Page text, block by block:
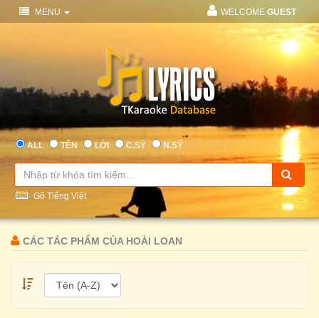
MENU WELCOME GUEST
ALL TÊN LỜI C.SỸ N.SỸ
Gõ Tiếng Việt
CÁC TÁC PHẨM CỦA HOÀI LOAN